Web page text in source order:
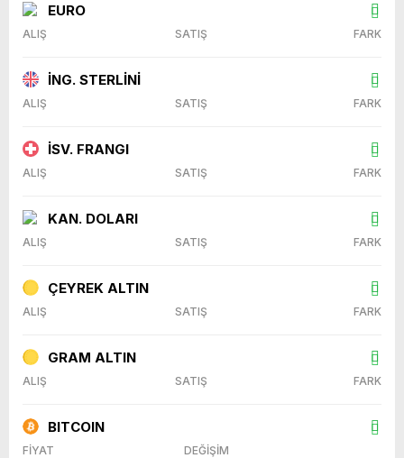
EURO
ALIŞ SATIŞ FARK
İNG. STERLİNİ
ALIŞ SATIŞ FARK
İSV. FRANGI
ALIŞ SATIŞ FARK
KAN. DOLARI
ALIŞ SATIŞ FARK
ÇEYREK ALTIN
ALIŞ SATIŞ FARK
GRAM ALTIN
ALIŞ SATIŞ FARK
BITCOIN
FİYAT DEĞİŞİM